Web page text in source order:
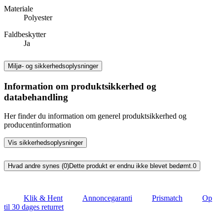
Materiale
Polyester
Faldbeskytter
Ja
Miljø- og sikkerhedsoplysninger
Information om produktsikkerhed og
databehandling
Her finder du information om generel produktsikkerhed og
producentinformation
Vis sikkerhedsoplysninger
Hvad andre synes (0)Dette produkt er endnu ikke blevet bedømt.0
Klik & Hent Annoncegaranti Prismatch
Op
til 30 dages returret